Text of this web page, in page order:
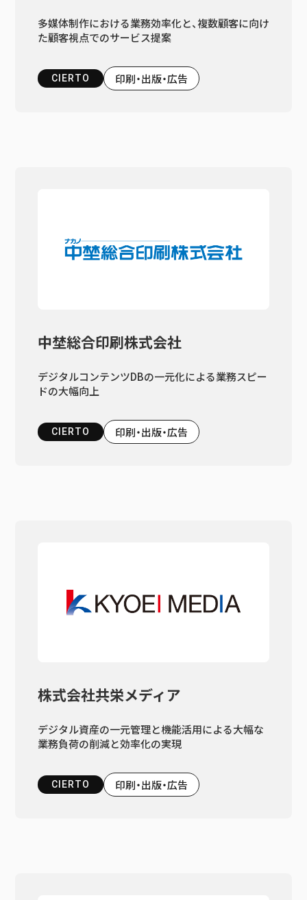
多媒体制作における業務効率化と、複数顧客に向け
た顧客視点でのサービス提案
CIERTO 印刷・出版・広告
中埜総合印刷株式会社
デジタルコンテンツDBの一元化による業務スピー
ドの大幅向上
CIERTO 印刷・出版・広告
株式会社共栄メディア
デジタル資産の一元管理と機能活用による大幅な
業務負荷の削減と効率化の実現
CIERTO 印刷・出版・広告